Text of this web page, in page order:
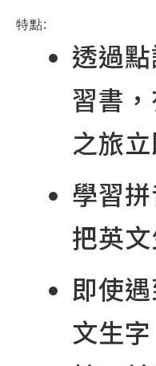
特點:
透過
習書
之旅
學習
把英
即使
文生